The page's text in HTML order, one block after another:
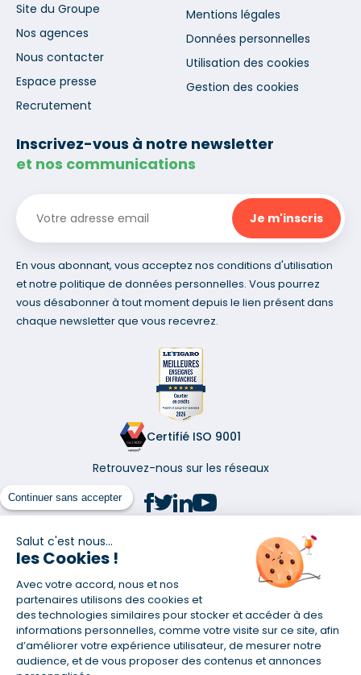
Continuer sans accepter
Salut c'est nous...
les Cookies !
Avec votre accord, nous et nos
partenaires utilisons des cookies et
des technologies similaires pour stocker et accéder à des
informations personnelles, comme votre visite sur ce site, afin
d’améliorer votre expérience utilisateur, de mesurer notre
audience, et de vous proposer des contenus et annonces
Site du Groupe
Nos agences
Nous contacter
Espace presse
Recrutement
Mentions légales
Données personnelles
Utilisation des cookies
Gestion des cookies
Inscrivez-vous à notre newsletter
et nos communications
En vous abonnant, vous acceptez nos conditions d'utilisation
et notre politique de données personnelles. Vous pourrez
vous désabonner à tout moment depuis le lien présent dans
chaque newsletter que vous recevrez.
Certifié ISO 9001
Retrouvez-nous sur les réseaux
(1) Taux fixe national hors assurance et selon votre profil
(2) Économie de 65 % pour l'assurance d'un prêt amortissable de 330
457,23 € à 0,90 % sur 19,5 ans, accordé à un salarié non cadre assuré à
100 % (décès, PTIA, IPP, ITT, IPP) âgé de 36 ans fumeur et une personne
salariée non cadre assurée à 100 % (décès, PTIA, IPP, ITT, IPP) âgée de 35
ans et non-fumeur, tous deux sans risque médical connu. Au
14/07/2019, coût de l'assurance proposée par la banque 179,08 €/mois
en moyenne contre 64,60 €/mois en moyenne au 14/07/2022 avec